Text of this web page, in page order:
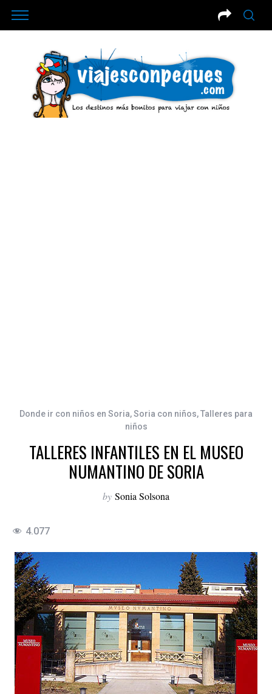
Donde ir con niños en Soria,Soria con niños,Talleres para
niños
TALLERES INFANTILES EN EL MUSEO
NUMANTINO DE SORIA
by Sonia Solsona
4.077